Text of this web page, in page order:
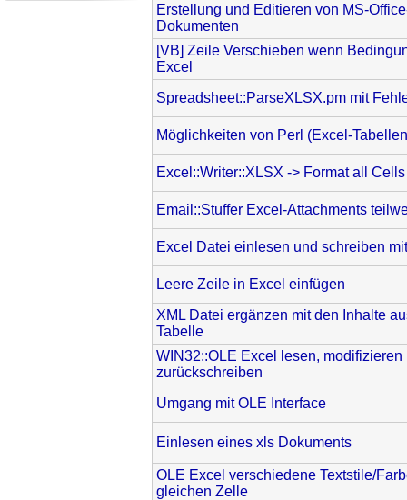
Erstellung und Editieren von MS-
Dokumenten
[VB] Zeile Verschieben wenn
Excel
Spreadsheet::ParseXLSX.pm mit
Möglichkeiten von Perl (Excel-
Excel::Writer::XLSX -> Format all Cells
Email::Stuffer Excel-Attachments
Excel Datei einlesen und schreiben
Leere Zeile in Excel einfügen
XML Datei ergänzen mit den Inhalte
Tabelle
WIN32::OLE Excel lesen, modifizieren
zurückschreiben
Umgang mit OLE Interface
Einlesen eines xls Dokuments
OLE Excel verschiedene Textstile/
gleichen Zelle